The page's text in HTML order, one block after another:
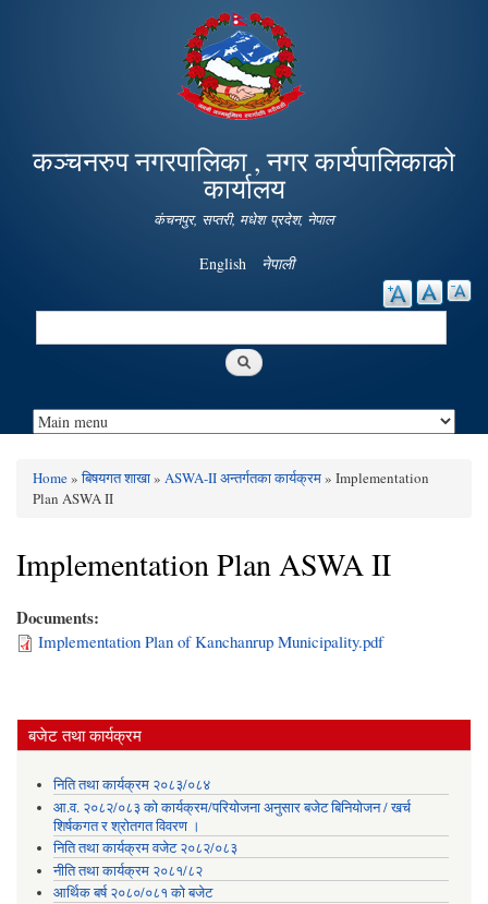
Skip to
main
content
कञ्चनरुप नगरपालिका , नगर कार्यपालिकाको
कार्यालय
कंचनपुर, सप्तरी, मधेश प्रदेश, नेपाल
English नेपाली
Search
You are here
Home»बिषयगत शाखा» ASWA-II अन्तर्गतका कार्यक्रम» Implementation
Plan ASWA II
Implementation Plan ASWA II
Documents:
Implementation Plan of Kanchanrup Municipality.pdf
बजेट तथा कार्यक्रम
निति तथा कार्यक्रम २०८३/०८४
आ.व. २०८२/०८३ को कार्यक्रम/परियोजना अनुसार बजेट बिनियोजन / खर्च
शिर्षकगत र श्रोतगत विवरण ।
निति तथा कार्यक्रम वजेट २०८२/०८३
नीति तथा कार्यक्रम २०८१/८२
आर्थिक बर्ष २०८०/०८१ को बजेट